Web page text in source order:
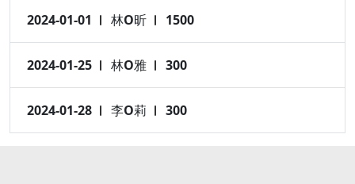
2024-01-01 林O昕 1500
2024-01-25 林O雅 300
2024-01-28 李O莉 300